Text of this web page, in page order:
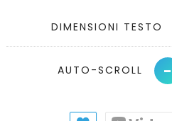
DIMENSIONI TESTO
AUTO-SCROLL -